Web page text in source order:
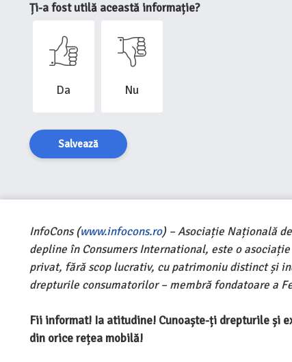
Ți-a fost utilă această informație?
Da Nu
Salvează
InfoCons (www.infocons.ro) – Asociație Națională
depline în Consumers International, este o
privat, fără scop lucrativ, cu patrimoniu distinct și
drepturile consumatorilor – membră fondatoare a
Fii informat! Ia atitudine! Cunoaște-ți drepturile și
din orice rețea mobilă!